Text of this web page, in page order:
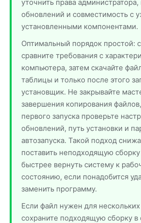
уточнить права администратора,
обновлений и совместимость с
установленными компонентами.
Оптимальный порядок простой:
сравните требования с
компьютера, затем скачайте
таблицы и только после этого
установщик. Не закрывайте
завершения копирования
первого запуска проверьте
обновлений, путь установки и
автозапуска. Такой подход
поставить неподходящую
быстрее вернуть систему к
состоянию, если понадобится
заменить программу.
Если файл нужен для нескольких
сохраните подходящую сборку в